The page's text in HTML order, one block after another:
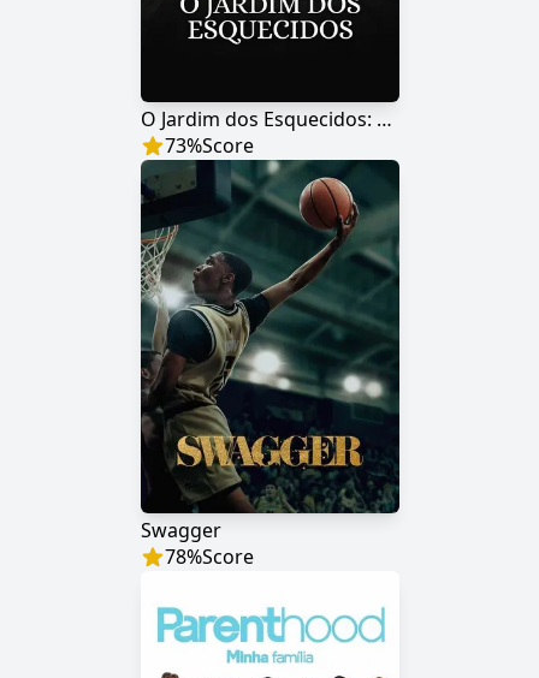
O Jardim dos Esquecidos: A Origem
73%Score
Swagger
78%Score